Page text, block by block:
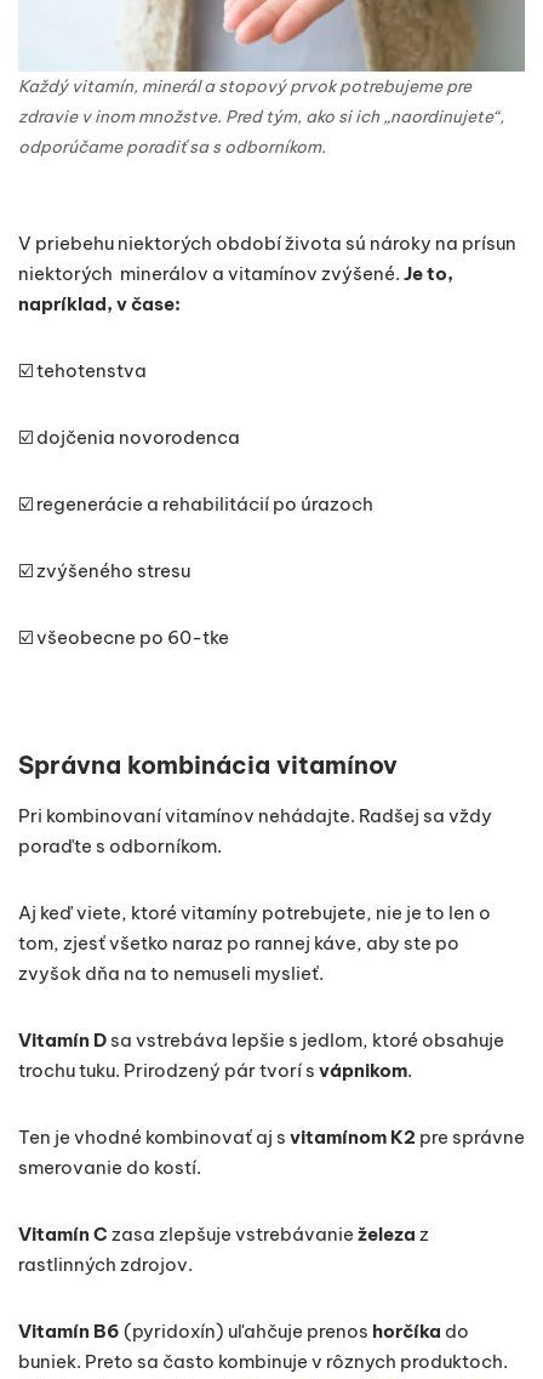
Každý vitamín, minerál a stopový prvok potrebujeme pre
zdravie v inom množstve. Pred tým, ako si ich „naordinujete“,
odporúčame poradiť sa s odborníkom.
V priebehu niektorých období života sú nároky na prísun
niektorých minerálov a vitamínov zvýšené. Je to,
napríklad, v čase:
☑️ tehotenstva
☑️ dojčenia novorodenca
☑️ regenerácie a rehabilitácií po úrazoch
☑️ zvýšeného stresu
☑️ všeobecne po 60-tke
Správna kombinácia vitamínov
Pri kombinovaní vitamínov nehádajte. Radšej sa vždy
poraďte s odborníkom.
Aj keď viete, ktoré vitamíny potrebujete, nie je to len o
tom, zjesť všetko naraz po rannej káve, aby ste po
zvyšok dňa na to nemuseli myslieť.
Vitamín D sa vstrebáva lepšie s jedlom, ktoré obsahuje
trochu tuku. Prirodzený pár tvorí s vápnikom.
Ten je vhodné kombinovať aj s vitamínom K2 pre správne
smerovanie do kostí.
Vitamín C zasa zlepšuje vstrebávanie železa z
rastlinných zdrojov.
Vitamín B6 (pyridoxín) uľahčuje prenos horčíka do
buniek. Preto sa často kombinuje v rôznych produktoch.